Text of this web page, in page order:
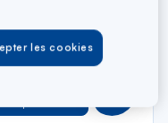
Vider
les cookies